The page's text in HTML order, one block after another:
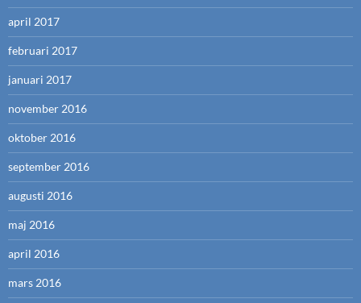
april 2017
februari 2017
januari 2017
november 2016
oktober 2016
september 2016
augusti 2016
maj 2016
april 2016
mars 2016